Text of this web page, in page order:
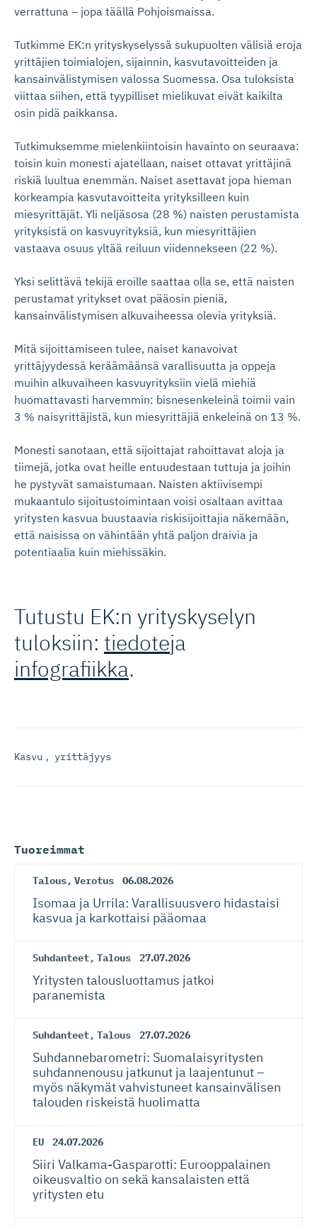
verrattuna – jopa täällä Pohjoismaissa.
Tutkimme EK:n yrityskyselyssä sukupuolten välisiä eroja
yrittäjien toimialojen, sijainnin, kasvutavoitteiden ja
kansainvälistymisen valossa Suomessa. Osa tuloksista
viittaa siihen, että tyypilliset mielikuvat eivät kaikilta
osin pidä paikkansa.
Tutkimuksemme mielenkiintoisin havainto on seuraava:
toisin kuin monesti ajatellaan, naiset ottavat yrittäjinä
riskiä luultua enemmän. Naiset asettavat jopa hieman
korkeampia kasvutavoitteita yrityksilleen kuin
miesyrittäjät. Yli neljäsosa (28 %) naisten perustamista
yrityksistä on kasvuyrityksiä, kun miesyrittäjien
vastaava osuus yltää reiluun viidennekseen (22 %).
Yksi selittävä tekijä eroille saattaa olla se, että naisten
perustamat yritykset ovat pääosin pieniä,
kansainvälistymisen alkuvaiheessa olevia yrityksiä.
Mitä sijoittamiseen tulee, naiset kanavoivat
yrittäjyydessä keräämäänsä varallisuutta ja oppeja
muihin alkuvaiheen kasvuyrityksiin vielä miehiä
huomattavasti harvemmin: bisnesenkeleinä toimii vain
3 % naisyrittäjistä, kun miesyrittäjiä enkeleinä on 13 %.
Monesti sanotaan, että sijoittajat rahoittavat aloja ja
tiimejä, jotka ovat heille entuudestaan tuttuja ja joihin
he pystyvät samaistumaan. Naisten aktiivisempi
mukaantulo sijoitustoimintaan voisi osaltaan avittaa
yritysten kasvua buustaavia riskisijoittajia näkemään,
että naisissa on vähintään yhtä paljon draivia ja
potentiaalia kuin miehissäkin.
Tutustu EK:n yrityskyselyn
tuloksiin: tiedoteja
infografiikka.
Kasvu , yrittäjyys
Tuoreimmat
Talous, Verotus 06.08.2026
Isomaa ja Urrila: Varallisuusvero hidastaisi
kasvua ja karkottaisi pääomaa
Suhdanteet, Talous 27.07.2026
Yritysten talousluottamus jatkoi
paranemista
Suhdanteet, Talous 27.07.2026
Suhdanneba­ro­metri: Suomalaisy­ri­tysten
suhdannenousu jatkunut ja laajentunut –
myös näkymät vahvistuneet kansainvälisen
talouden riskeistä huolimatta
EU 24.07.2026
Siiri Valkama-Gas­pa­rotti: Eurooppalainen
oikeusvaltio on sekä kansalaisten että
yritysten etu